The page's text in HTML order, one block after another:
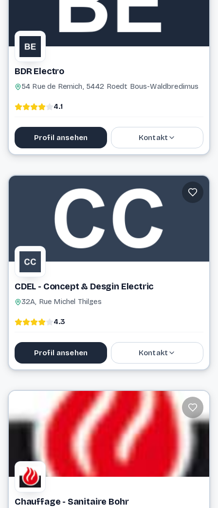
BDR Electro
54 Rue de Remich, 5442 Roedt Bous-Waldbredimus
4.1
Profil ansehen Kontakt
bdrelectro@pt.lu
CDEL - Concept & Desgin Electric
32A, Rue Michel Thilges
4.3
Profil ansehen Kontakt
Chauffage - Sanitaire Bohr